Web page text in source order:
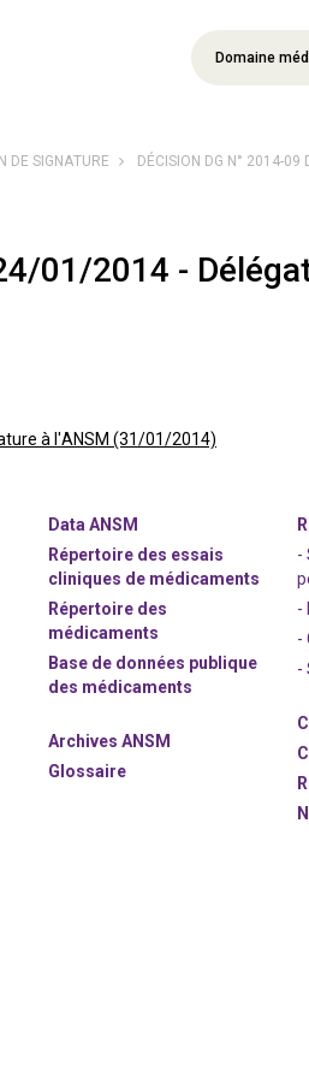
Domaine
DE SIGNATURE DÉCISION DG N° 2014-
01/2014 -
à l'ANSM (31/01/2014)
Data ANSM
Répertoire des essais
cliniques de médicaments
Répertoire des
médicaments
Base de données publique
des médicaments
Archives ANSM
Glossaire
-
-
-
-